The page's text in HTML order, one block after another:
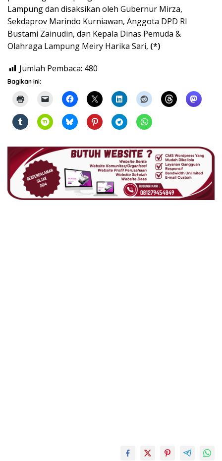
Lampung dan disaksikan oleh Gubernur Mirza,
Sekdaprov Marindo Kurniawan, Anggota DPD RI
Bustami Zainudin, dan Kepala Dinas Pemuda &
Olahraga Lampung Meiry Harika Sari, (*)
Jumlah Pembaca: 480
Bagikan ini: